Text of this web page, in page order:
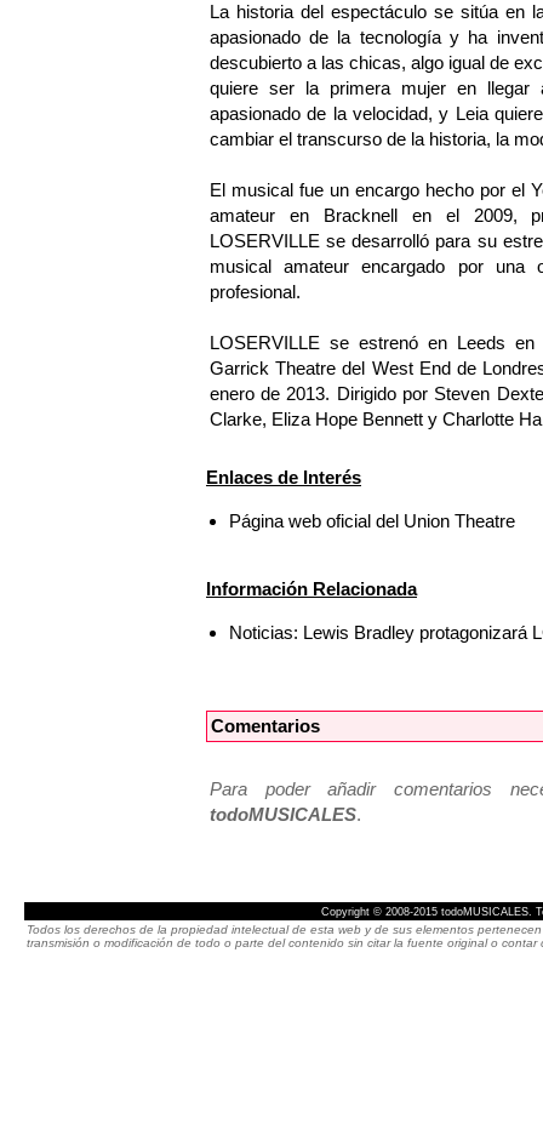
La historia del espectáculo se sitúa en
apasionado de la tecnología y ha
descubierto a las chicas, algo igual de
quiere ser la primera mujer en llegar
apasionado de la velocidad, y Leia
cambiar el transcurso de la historia, la
El musical fue un encargo hecho por el
amateur en Bracknell en el 2009,
LOSERVILLE se desarrolló para su
musical amateur encargado por una
profesional.
LOSERVILLE se estrenó en Leeds
Garrick Theatre del West End de
enero de 2013. Dirigido por Steven
Clarke, Eliza Hope Bennett y Charlotte
Enlaces de Interés
Página web oficial del Union Theatre
Información Relacionada
Noticias: Lewis Bradley protagonizará
Comentarios
Para poder añadir comentarios
todoMUSICALES.
Copyright © 2008-2015 todoMUSICALES.
Todos los derechos de la propiedad intelectual de esta web y de sus elementos
transmisión o modificación de todo o parte del contenido sin citar la fuente original o